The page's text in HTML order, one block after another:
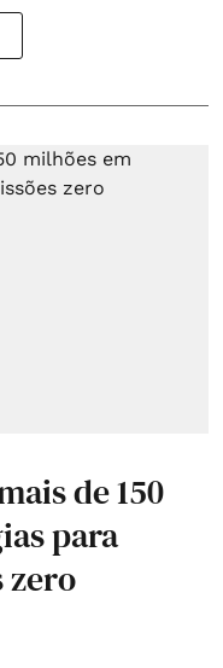
de 150
para
zero